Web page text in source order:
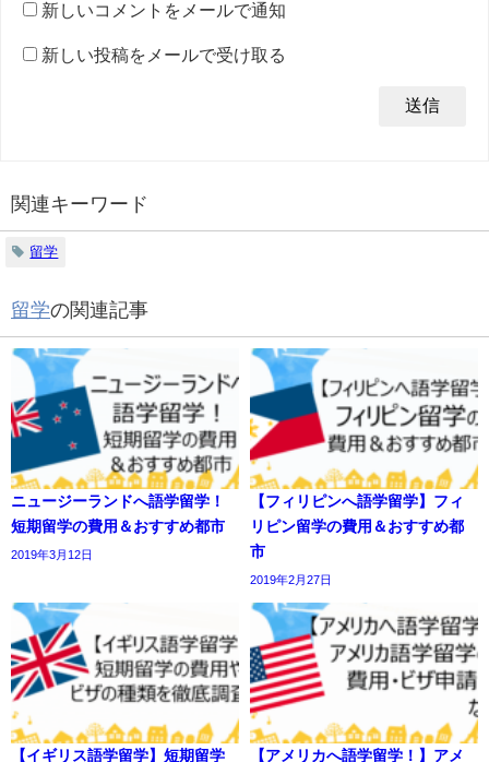
新しいコメントをメールで通知
新しい投稿をメールで受け取る
関連キーワード
留学
留学の関連記事
ニュージーランドへ語学留学！
短期留学の費用＆おすすめ都市
2019年3月12日
【フィリピンへ語学留学】フィ
リピン留学の費用＆おすすめ都
市
2019年2月27日
【イギリス語学留学】短期留学 【アメリカへ語学留学！】アメ